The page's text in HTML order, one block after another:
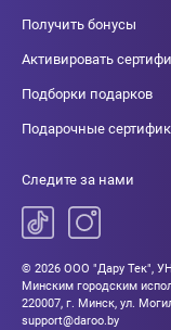
Получить бонусы
Активировать
Подборки подарков
Подарочные
Следите за нами
© 2026 ООО "Дару Тек",
Минским городским
220007, г. Минск, ул.
support@daroo.by